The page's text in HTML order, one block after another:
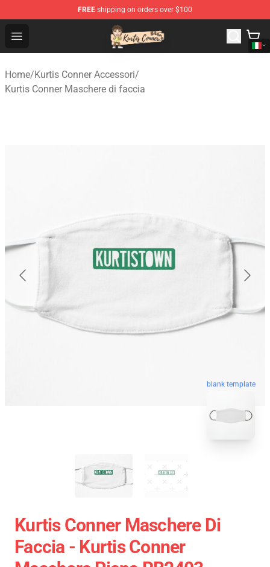
FREE shipping on orders over $100
Open menu
Kurtis Conner Store - Official Kurtis Conner Merchandise
Home/Kurtis Conner Accessori/
Kurtis Conner Maschere di faccia
blank template
Kurtis Conner Maschere Di
Faccia - Kurtis Conner